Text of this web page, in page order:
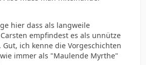
hier dass als langweile
empfindest es als unnütze
ich kenne die Vorgeschichten
immer als "Maulende Myrthe"